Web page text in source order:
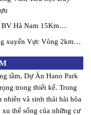
BV Hà Nam 15Km…
xuyến Vực Vòng 2km…
tầm, Dự Án Hano Park
trong thiết kế. Trong
và sinh thái hài hòa
thế sống của những cư